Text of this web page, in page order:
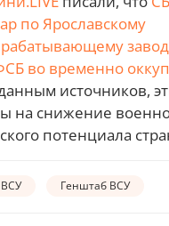
по Ярославскому
во временно
источников,
на снижение
потенциала
ВСУ Генштаб ВСУ